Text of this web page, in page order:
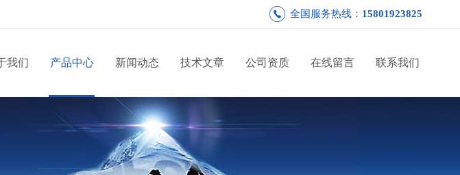
全国服务热线： 15801923825
我们 产品中心 新闻动态 技术文章 公司资质 在线留言 联系我们